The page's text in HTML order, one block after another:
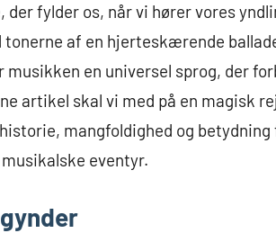
der fylder os, når vi hører vores
tonerne af en hjerteskærende
en universel sprog, der
artikel skal vi med på en magisk
mangfoldighed og
eventyr.